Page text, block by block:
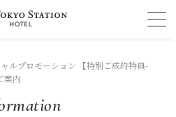
ルプロモーション 【特別ご成約特典-
案内